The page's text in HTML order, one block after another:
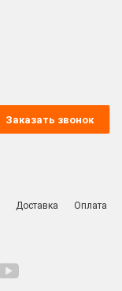
Заказать звонок
Доставка Оплата